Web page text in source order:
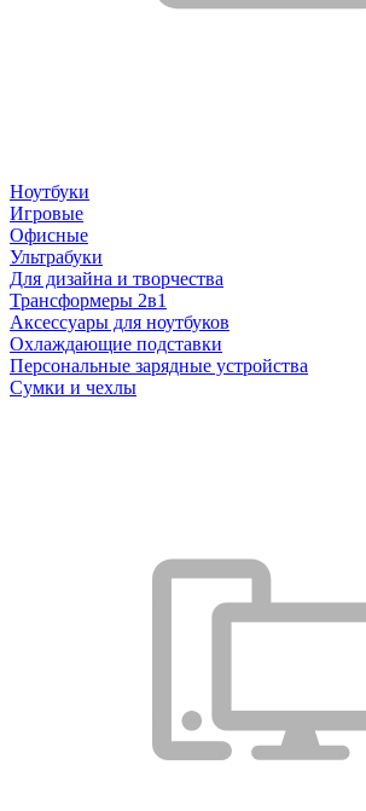
Ноутбуки
Игровые
Офисные
Ультрабуки
Для дизайна и творчества
Трансформеры 2в1
Аксессуары для ноутбуков
Охлаждающие подставки
Персональные зарядные устройства
Сумки и чехлы